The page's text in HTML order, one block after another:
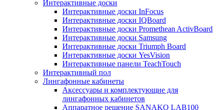
Интерактивные доски
Интерактивные доски InFocus
Интерактивные доски IQBoard
Интерактивные доски Promethean ActivBoard
Интерактивные доски Samsung
Интерактивные доски Triumph Board
Интерактивные доски YesVision
Интерактивные панели TeachTouch
Интерактивный пол
Лингафонные кабинеты
Аксессуары и комплектующие для
лингафонных кабинетов
Аппаратное решение SANAKO LAB100